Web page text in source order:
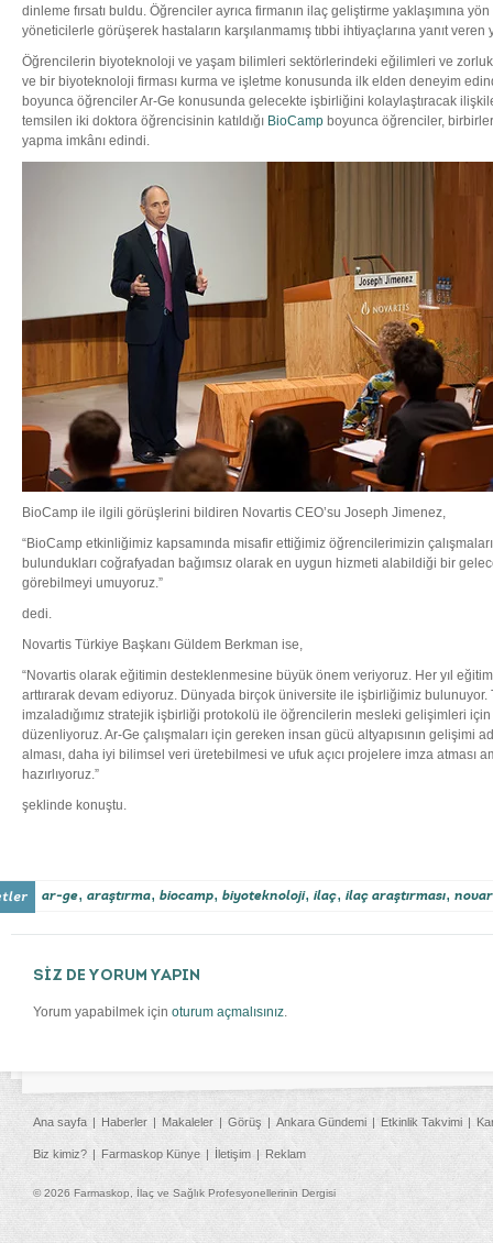
dinleme fırsatı buldu. Öğrenciler ayrıca firmanın ilaç geliştirme yaklaşımına
yöneticilerle görüşerek hastaların karşılanmamış tıbbi ihtiyaçlarına yanıt
Öğrencilerin biyoteknoloji ve yaşam bilimleri sektörlerindeki eğilimleri ve
ve bir biyoteknoloji firması kurma ve işletme konusunda ilk elden deneyim
boyunca öğrenciler Ar-Ge konusunda gelecekte işbirliğini kolaylaştıracak
temsilen iki doktora öğrencisinin katıldığı BioCamp boyunca öğrenciler,
yapma imkânı edindi.
BioCamp ile ilgili görüşlerini bildiren Novartis CEO’su Joseph Jimenez,
“BioCamp etkinliğimiz kapsamında misafir ettiğimiz öğrencilerimizin
bulundukları coğrafyadan bağımsız olarak en uygun hizmeti alabildiği bir
görebilmeyi umuyoruz.”
dedi.
Novartis Türkiye Başkanı Güldem Berkman ise,
“Novartis olarak eğitimin desteklenmesine büyük önem veriyoruz. Her yıl eğitim
arttırarak devam ediyoruz. Dünyada birçok üniversite ile işbirliğimiz
imzaladığımız stratejik işbirliği protokolü ile öğrencilerin mesleki gelişimleri
düzenliyoruz. Ar-Ge çalışmaları için gereken insan gücü altyapısının gelişimi
alması, daha iyi bilimsel veri üretebilmesi ve ufuk açıcı projelere imza atması
hazırlıyoruz.”
şeklinde konuştu.
ar-ge, araştırma, biocamp, biyoteknoloji, ilaç, ilaç araştırması,
SİZ DE YORUM YAPIN
Yorum yapabilmek için oturum açmalısınız.
Ana sayfa Haberler Makaleler Görüş Ankara Gündemi Etkinlik Takvimi
Biz kimiz? Farmaskop Künye İletişim Reklam
© 2026 Farmaskop, İlaç ve Sağlık Profesyonellerinin Dergisi